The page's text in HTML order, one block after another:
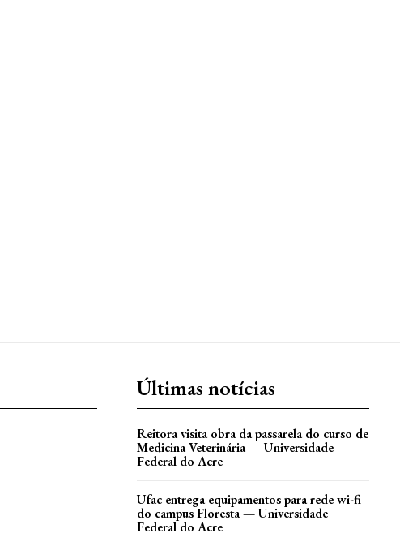
Últimas notícias
Reitora visita obra da passarela do curso de
Medicina Veterinária — Universidade
Federal do Acre
Ufac entrega equipamentos para rede wi-fi
do campus Floresta — Universidade
Federal do Acre